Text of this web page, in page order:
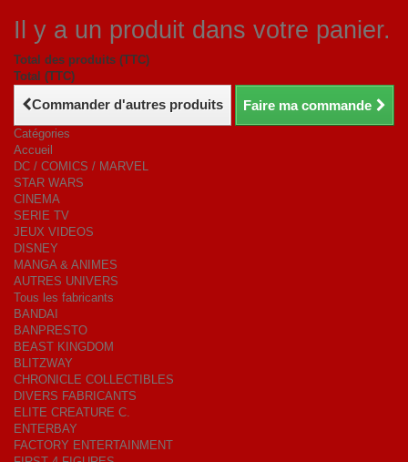
Il y a un produit dans votre panier.
Total des produits (TTC)
Total (TTC)
Commander d'autres produits Faire ma commande
Catégories
Accueil
DC / COMICS / MARVEL
STAR WARS
CINEMA
SERIE TV
JEUX VIDEOS
DISNEY
MANGA & ANIMES
AUTRES UNIVERS
Tous les fabricants
BANDAI
BANPRESTO
BEAST KINGDOM
BLITZWAY
CHRONICLE COLLECTIBLES
DIVERS FABRICANTS
ELITE CREATURE C.
ENTERBAY
FACTORY ENTERTAINMENT